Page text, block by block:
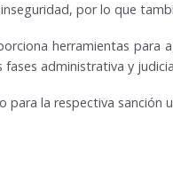
por lo que
herramientas para
administrativa y
para la respectiva